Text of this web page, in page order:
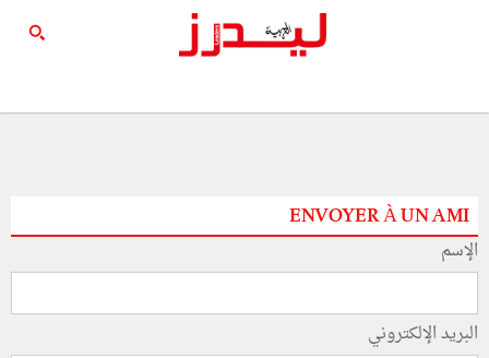
ENVOYER À UN AMI
الإسم
البريد الإلكتروني